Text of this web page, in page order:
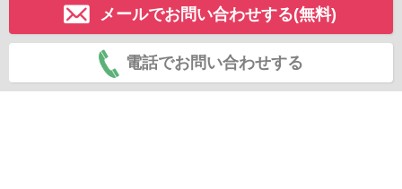
メールでお問い合わせする(無料)
電話でお問い合わせする